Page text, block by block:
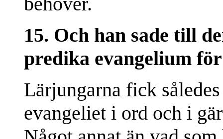
15. Och han sade till
predika evangelium
Lärjungarna fick
evangeliet i ord och i